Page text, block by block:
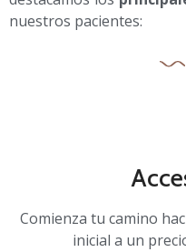
nuestros pacientes:
Comienza tu camino
inicial a un